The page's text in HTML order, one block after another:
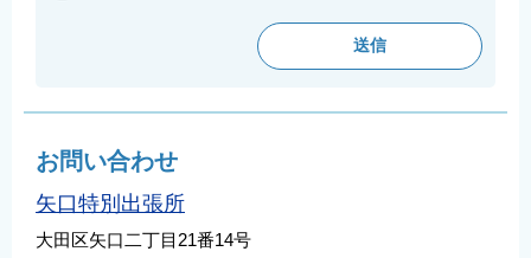
お問い合わせ
矢口特別出張所
大田区矢口二丁目21番14号